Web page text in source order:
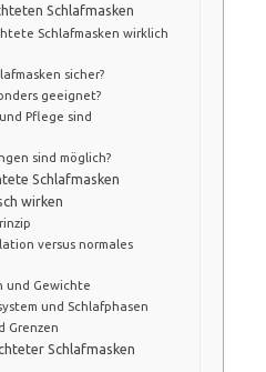
Schlafmasken
Schlafmasken wirklich
sicher?
geeignet?
Pflege sind
sind möglich?
Schlafmasken
wirken
versus normales
und Gewichte
und Schlafphasen
Grenzen
Schlafmasken